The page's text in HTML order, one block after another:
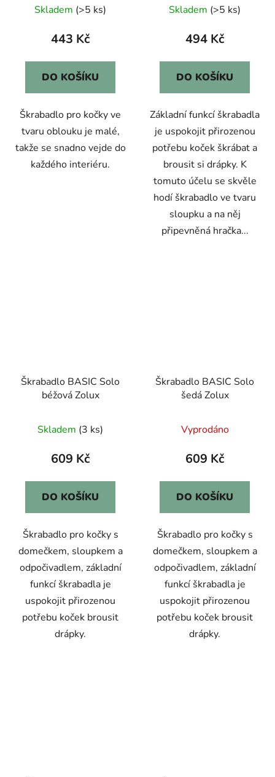
Skladem (>5 ks)
443 Kč
DO KOŠÍKU
Škrabadlo pro kočky ve
tvaru oblouku je malé,
takže se snadno vejde do
každého interiéru.
Skladem (>5 ks)
494 Kč
DO KOŠÍKU
Základní funkcí škrabadla
je uspokojit přirozenou
potřebu koček škrábat a
brousit si drápky. K
tomuto účelu se skvěle
hodí škrabadlo ve tvaru
sloupku a na něj
připevněná hračka...
Škrabadlo BASIC Solo
béžová Zolux
Skladem (3 ks)
609 Kč
DO KOŠÍKU
Škrabadlo pro kočky s
domečkem, sloupkem a
odpočivadlem, základní
funkcí škrabadla je
uspokojit přirozenou
potřebu koček brousit
drápky.
Škrabadlo BASIC Solo
šedá Zolux
Vyprodáno
609 Kč
DO KOŠÍKU
Škrabadlo pro kočky s
domečkem, sloupkem a
odpočivadlem, základní
funkcí škrabadla je
uspokojit přirozenou
potřebu koček brousit
drápky.